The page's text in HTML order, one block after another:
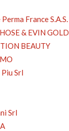
France S.A.S.
& EVIN GOLD
BEAUTY
Piu Srl
Srl